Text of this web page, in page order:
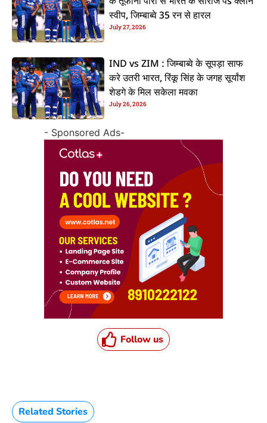
स्वीप, जिम्बाब्वे 35 रन से हारल
July 27, 2026
IND vs ZIM : जिम्बाब्वे के सूपड़ा साफ
करे उतरी भारत, रिंकू सिंह के जगह सूर्यांश
शेडगे के मिल सकेला मवका
July 26, 2026
- Sponsored Ads-
Follow us
Related Stories